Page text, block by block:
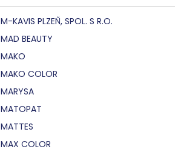
M-KAVIS PLZEŇ, SPOL. S R.O.
MAD BEAUTY
MAKO
MAKO COLOR
MARYSA
MATOPAT
MATTES
MAX COLOR